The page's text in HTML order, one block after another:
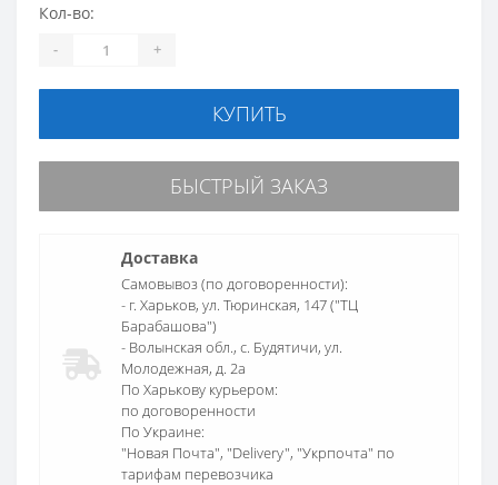
Кол-во:
- +
КУПИТЬ
БЫСТРЫЙ ЗАКАЗ
Доставка
Самовывоз (по договоренности):
- г. Харьков, ул. Тюринская, 147 ("ТЦ
Барабашова")
- Волынская обл., c. Будятичи, ул.
Молодежная, д. 2а
По Харькову курьером:
по договоренности
По Украине:
"Новая Почта", "Delivery", "Укрпочта" по
тарифам перевозчика